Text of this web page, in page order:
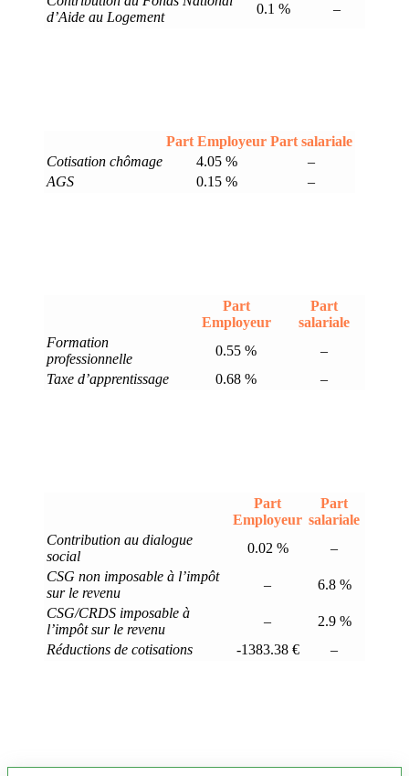
d’Aide au Logement
0.1 % –
Part Employeur Part salariale
Cotisation chômage
4.05 %
–
AGS
0.15 % –
Part
Employeur
Part
salariale
Formation
professionnelle
0.55 %
–
Taxe d’apprentissage
0.68 % –
Part
Employeur
Part
salariale
Contribution au dialogue
social
0.02 %
–
CSG non imposable à l’impôt
sur le revenu
–
6.8 %
CSG/CRDS imposable à
l’impôt sur le revenu
–
2.9 %
Réductions de cotisations
-1383.38 € –